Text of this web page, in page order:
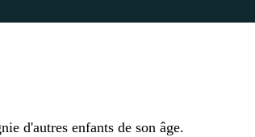
d'autres enfants de son âge.